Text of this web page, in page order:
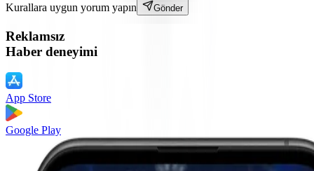
Kurallara uygun yorum yapın Gönder
Reklamsız
Haber deneyimi
App Store
Google Play